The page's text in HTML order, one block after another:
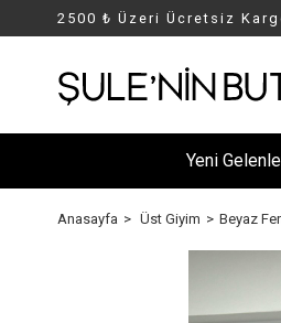
2500 ₺ Üzeri Ücretsiz
Yeni
Anasayfa Üst Giyim Beyaz